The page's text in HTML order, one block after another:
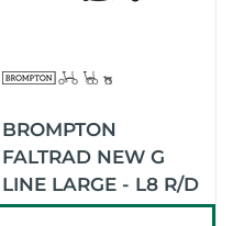
BROMPTON
FALTRAD NEW G
LINE LARGE - L8 R/D
(SPACE BLACK)